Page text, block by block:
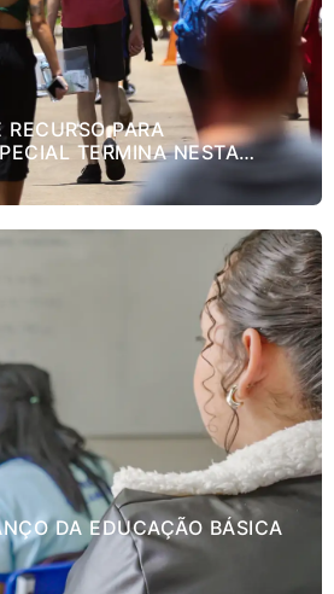
PARA
TERMINA NESTA
DA EDUCAÇÃO BÁSICA